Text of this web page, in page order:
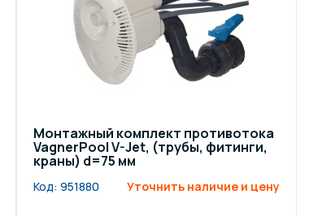
Монтажный комплект противотока
VagnerPool V-Jet, (трубы, фитинги,
краны) d=75 мм
Код: 951880 Уточнить наличие и цену